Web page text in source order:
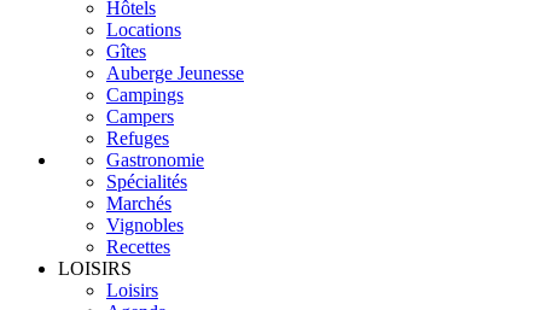
Hôtels
Locations
Gîtes
Auberge Jeunesse
Campings
Campers
Refuges
Gastronomie
Spécialités
Marchés
Vignobles
Recettes
LOISIRS
Loisirs